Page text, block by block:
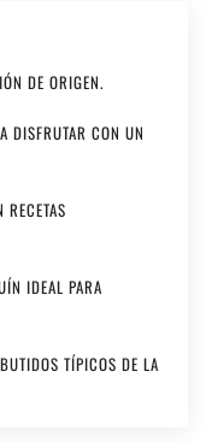
DE ORIGEN.
DISFRUTAR CON UN
IDEAL PARA
TÍPICOS DE LA